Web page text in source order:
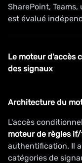
SharePoint,
est évalué
Le moteur d'accès
des signaux
Architecture du
L'accès
moteur de règles
authentification. Il
catégories de